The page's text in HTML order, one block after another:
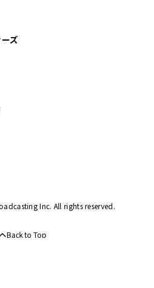
ズ
Inc. All rights reserved.
Back to Top